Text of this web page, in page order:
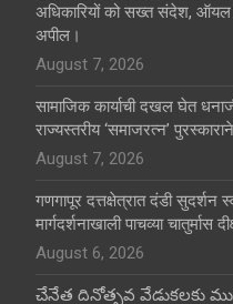
अधिकारियों को सख्त संदेश, ऑयल
अपील।
August 7, 2026
सामाजिक कार्याची दखल घेत
राज्यस्तरीय ‘समाजरत्न’
August 7, 2026
गणगापूर दत्तक्षेत्रात दंडी सुदर्शन
मार्गदर्शनाखाली पाचव्या चातुर्मास
August 6, 2026
చేనేత దినోత్సవ వేడుకలకు